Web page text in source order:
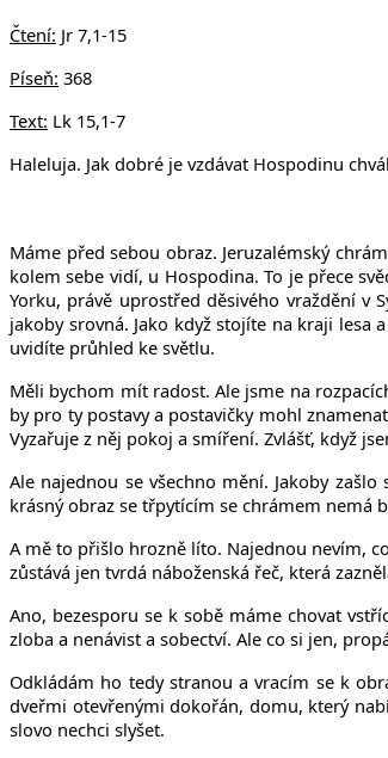
Čtení: Jr 7,1-15
Píseň: 368
Text: Lk 15,1-7
Haleluja. Jak dobré je vzdávat Hospodinu
Máme před sebou obraz. Jeruzalémský
kolem sebe vidí, u Hospodina. To je přece
Yorku, právě uprostřed děsivého vraždění
jakoby srovná. Jako když stojíte na kraji lesa
uvidíte průhled ke světlu.
Měli bychom mít radost. Ale jsme na
by pro ty postavy a postavičky mohl
Vyzařuje z něj pokoj a smíření. Zvlášť, když
Ale najednou se všechno mění. Jakoby
krásný obraz se třpytícím se chrámem nemá
A mě to přišlo hrozně líto. Najednou nevím,
zůstává jen tvrdá náboženská řeč, která
Ano, bezesporu se k sobě máme chovat
zloba a nenávist a sobectví. Ale co si jen,
Odkládám ho tedy stranou a vracím se k
dveřmi otevřenými dokořán, domu, který
slovo nechci slyšet.